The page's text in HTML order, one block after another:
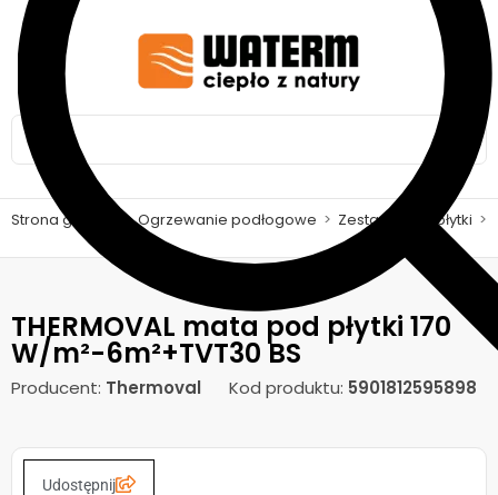
Strona główna > Ogrzewanie podłogowe > Zestawy pod płytki >
THERMOVAL mata pod płytki 170
W/m²-6m²+TVT30 BS
Producent: Thermoval Kod produktu: 5901812595898
Udostępnij